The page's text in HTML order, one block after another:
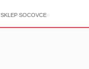
SOCOVCE